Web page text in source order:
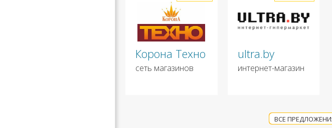
Корона Техно
сеть магазинов
ultra.by
интернет-магазин
ВСЕ